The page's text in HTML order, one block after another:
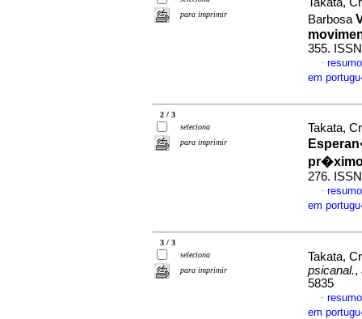
para imprimir
Barbosa
355.
·
em
2 / 3
seleciona
para imprimir
Takata,
276.
·
em
3 / 3
seleciona
para imprimir
Takata,
psicanal.,
5835
·
em